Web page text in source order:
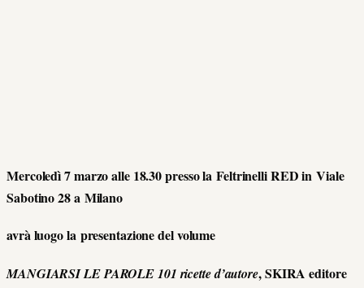
Mercoledì 7 marzo alle 18.30 presso la Feltrinelli RED in Viale
Sabotino 28 a Milano
avrà luogo la presentazione del volume
MANGIARSI LE PAROLE 101 ricette d’autore, SKIRA editore